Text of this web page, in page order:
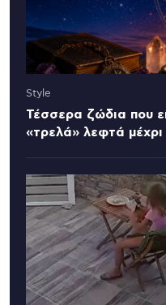
Style
Τέσσερα ζώδια που
«τρελά» λεφτά